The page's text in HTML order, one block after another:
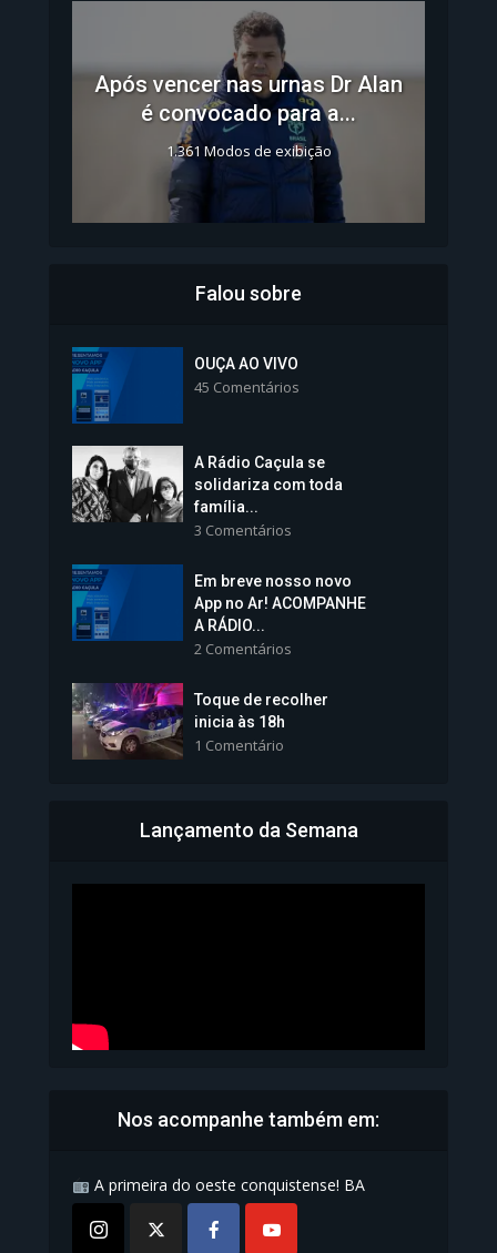
Após vencer nas urnas Dr Alan
é convocado para a...
1.361 Modos de exibição
Colégios da Polícia...
Vice-Prefeita Sheila Lemos
tomará posse nesta...
1.101 Modos de exibição
Bahia inicia emissão da
Falou sobre
OUÇA AO VIVO
45 Comentários
A Rádio Caçula se
solidariza com toda
família...
3 Comentários
Em breve nosso novo
App no Ar! ACOMPANHE
A RÁDIO...
2 Comentários
Toque de recolher
inicia às 18h
1 Comentário
Lançamento da Semana
Nos acompanhe também em:
A primeira do oeste conquistense! BA